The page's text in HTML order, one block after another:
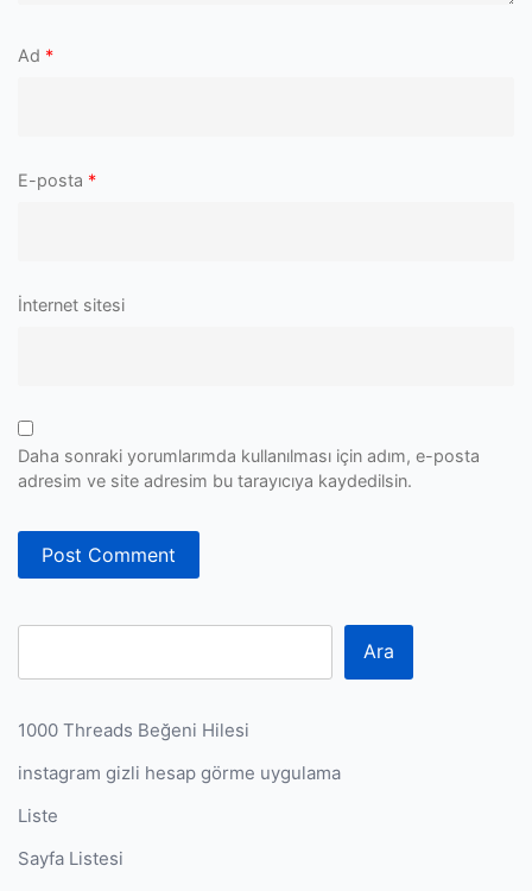
Ad *
E-posta *
İnternet sitesi
Daha sonraki yorumlarımda kullanılması için adım, e-posta
adresim ve site adresim bu tarayıcıya kaydedilsin.
Ara
1000 Threads Beğeni Hilesi
instagram gizli hesap görme uygulama
Liste
Sayfa Listesi